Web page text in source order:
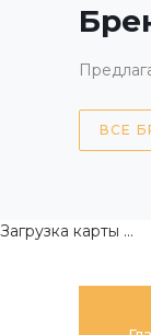
ВСЕ
Загрузка карты ...